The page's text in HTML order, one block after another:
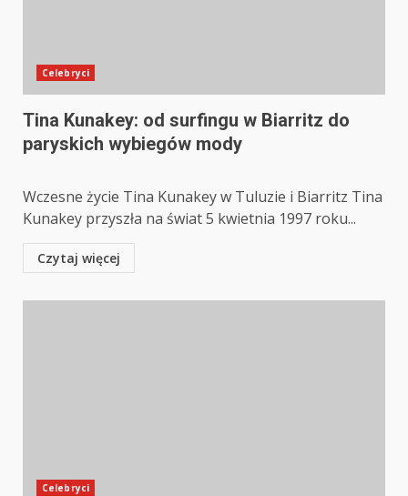
Celebryci
Tina Kunakey: od surfingu w Biarritz do
paryskich wybiegów mody
Wczesne życie Tina Kunakey w Tuluzie i Biarritz Tina
Kunakey przyszła na świat 5 kwietnia 1997 roku...
Czytaj więcej
Celebryci